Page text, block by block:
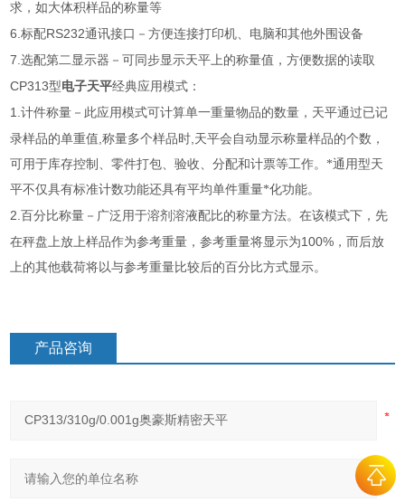
求，如大体积样品的称量等
6.标配RS232通讯接口－方便连接打印机、电脑和其他外围设备
7.选配第二显示器－可同步显示天平上的称量值，方便数据的读取
CP313型电子天平经典应用模式：
1.计件称量－此应用模式可计算单一重量物品的数量，天平通过已记
录样品的单重值 ,称量多个样品时 天平会自动显示称量样品的个数，
可用于库存控制、零件打包、验收、分配和计票等工作。*通用型天
平不仅具有标准计数功能还具有平均单件重量*化功能。
2.百分比称量－广泛用于溶剂溶液配比的称量方法。在该模式下，先
在秤盘上放上样品作为参考重量，参考重量将显示为100% ，而后放
上的其他载荷将以与参考重量比较后的百分比方式显示。
产品咨询